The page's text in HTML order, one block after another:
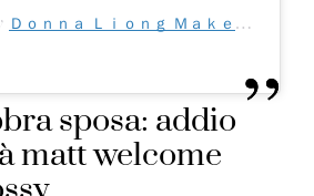
Ｄｏｎｎａ Ｌｉｏｎｇ Ｍａｋｅｕｐａｒｔｉｓｔ
sposa: addio
matt welcome